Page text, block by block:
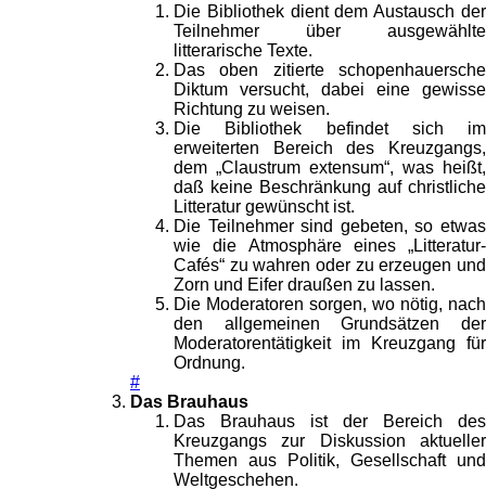
Die Bibliothek dient dem Austausch der
Teilnehmer über ausgewählte
litterarische Texte.
Das oben zitierte schopenhauersche
Diktum versucht, dabei eine gewisse
Richtung zu weisen.
Die Bibliothek befindet sich im
erweiterten Bereich des Kreuzgangs,
dem „Claustrum extensum“, was heißt,
daß keine Beschränkung auf christliche
Litteratur gewünscht ist.
Die Teilnehmer sind gebeten, so etwas
wie die Atmosphäre eines „Litteratur-
Cafés“ zu wahren oder zu erzeugen und
Zorn und Eifer draußen zu lassen.
Die Moderatoren sorgen, wo nötig, nach
den allgemeinen Grundsätzen der
Moderatorentätigkeit im Kreuzgang für
Ordnung.
#
Das Brauhaus
Das Brauhaus ist der Bereich des
Kreuzgangs zur Diskussion aktueller
Themen aus Politik, Gesellschaft und
Weltgeschehen.